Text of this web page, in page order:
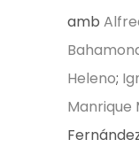
amb
Heleno;
Manrique